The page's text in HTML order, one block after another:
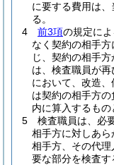
に要する費用は
る。
4
前3項の規定に
なく契約の相手
じ、契約の相手
は、検査職員が再
において、改造
は契約の相手方
内に算入するもの
5
検査職員は、必
相手方に対しあ
相手方、その代
要な部分を検査す